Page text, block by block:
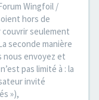
Wingfoil /
hors de
seulement
seconde manière
nous envoyez et
pas limité à : la
invité
»),